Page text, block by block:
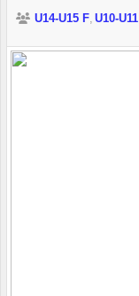
U14-U15 F U10-U11